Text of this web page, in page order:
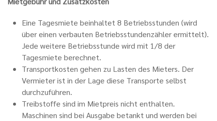
Eine Tagesmiete beinhaltet 8 Betriebsstunden (wird
über einen verbauten Betriebsstundenzähler ermittelt).
Jede weitere Betriebsstunde wird mit 1/8 der
Tagesmiete berechnet.
Transportkosten gehen zu Lasten des Mieters. Der
Vermieter ist in der Lage diese Transporte selbst
durchzuführen.
Treibstoffe sind im Mietpreis nicht enthalten.
Maschinen sind bei Ausgabe betankt und werden bei